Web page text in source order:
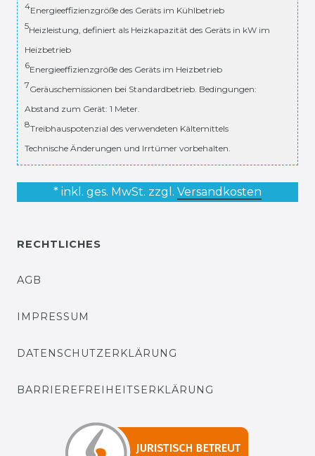
4Energieeffizienzgröße des Geräts im Kühlbetrieb
5Heizleistung, definiert als Heizkapazität des Geräts in kW im
Heizbetrieb
6Energieeffizienzgröße des Geräts im Heizbetrieb
7Geräuschemissionen bei Standardbetrieb. Bedingungen:
Abstand zum Gerät: 1 Meter.
8Treibhauspotenzial des verwendeten Kältemittels
Technische Änderungen und Irrtümer vorbehalten.
* inkl. ges. MwSt. zzgl. Versandkosten
RECHTLICHES
AGB
IMPRESSUM
DATENSCHUTZERKLÄRUNG
BARRIEREFREIHEITSERKLÄRUNG